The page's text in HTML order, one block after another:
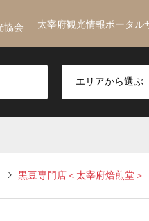
太宰府観光情報ポータル
黒豆専門店＜太宰府焙煎堂＞